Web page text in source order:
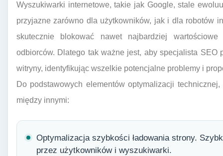
Wyszukiwarki internetowe, takie jak Google, stale
przyjazne zarówno dla użytkowników, jak i dla robotów
skutecznie blokować nawet najbardziej
odbiorców. Dlatego tak ważne jest, aby specjalista SEO
witryny, identyfikując wszelkie potencjalne problemy i
Do podstawowych elementów optymalizacji
między innymi:
Optymalizacja szybkości ładowania strony.
przez użytkowników i wyszukiwarki.